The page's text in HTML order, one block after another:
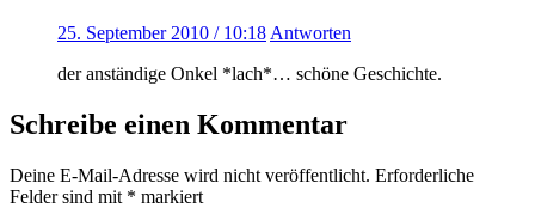
25. September 2010 / 10:18 Antworten
der anständige Onkel *lach*… schöne Geschichte.
Schreibe einen Kommentar
Deine E-Mail-Adresse wird nicht veröffentlicht. Erforderliche
Felder sind mit * markiert